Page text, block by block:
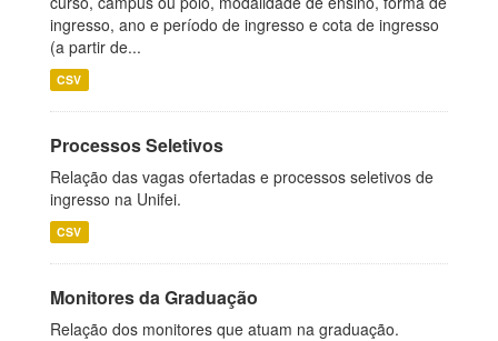
ingresso, ano e período de ingresso e cota de ingresso
(a partir de...
CSV
Processos Seletivos
Relação das vagas ofertadas e processos seletivos de
ingresso na Unifei.
CSV
Monitores da Graduação
Relação dos monitores que atuam na graduação.